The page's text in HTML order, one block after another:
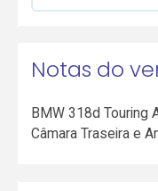
Notas do
BMW 318d Touring
Câmara Traseira e